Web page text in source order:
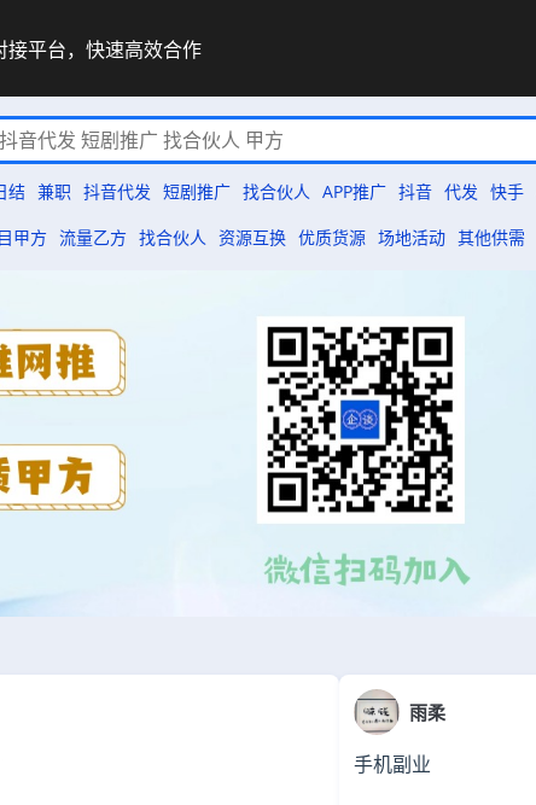
接平台，快速高效合作
结 兼职 抖音代发 短剧推广 找合伙人 APP推广 抖音 代发 快手
甲方 流量乙方 找合伙人 资源互换 优质货源 场地活动 其他供需
雨柔
手机副业